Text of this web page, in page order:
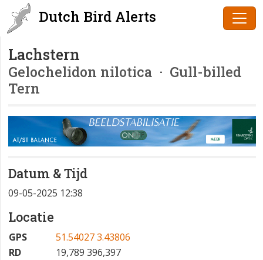
Dutch Bird Alerts
Lachstern
Gelochelidon nilotica · Gull-billed
Tern
Datum & Tijd
09-05-2025 12:38
Locatie
GPS
51.54027 3.43806
RD
19,789 396,397